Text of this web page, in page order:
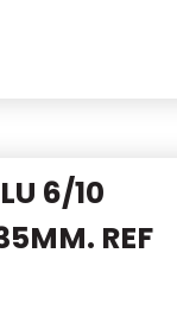
6/10
REF